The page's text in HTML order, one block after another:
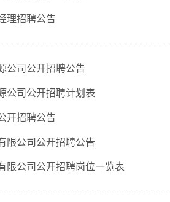
理招聘公告
公司公开招聘公告
公司公开招聘计划表
开招聘公告
限公司公开招聘公告
限公司公开招聘岗位一览表